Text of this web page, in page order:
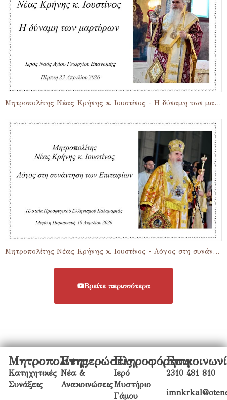
Μητροπολίτης Νέας Κρήνης κ. Ιουστίνος - Η δύναμη των μαρτύρων
Μητροπολίτης Νέας Κρήνης κ. Ιουστίνος - Λόγος στη συνάντηση των Επιταφίων
Βρείτε περισσότερα
Μητροπολίτης
Κατηχητικές
Συνάξεις
Ενημερώσεις
Νέα &
Ανακοινώσεις
Πληροφόρηση
Ιερό
Μυστήριο
Γάμου
2310 481 810